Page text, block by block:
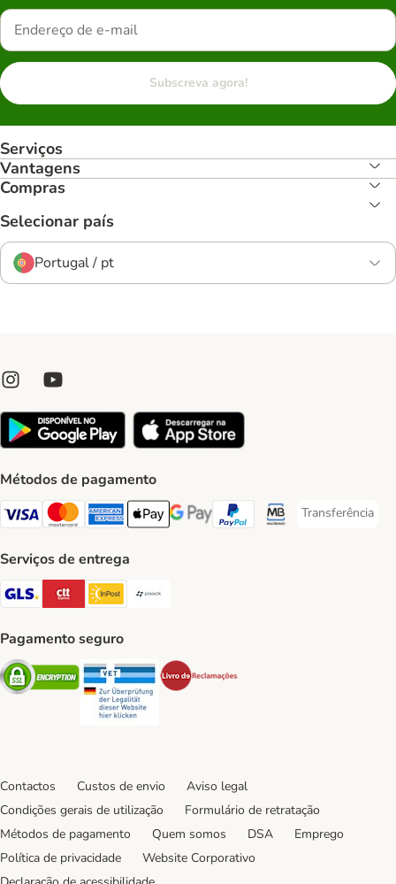
Subscreva agora!
Serviços
Vantagens
Compras
Selecionar país
Portugal / pt
Métodos de pagamento
Visa Payment Method
Mastercard Payment Method
American Express Payment Method
Apple Pay Payment Method
Google Pay Payment Method
PayPal Payment Method
Multibanco Payment
Transferência
Transferência
Serviços de entrega
GLS Shipping Method
CTTExpress Shipping Method
InPost Shipping Method
Pagamento seguro
Security Security
Contactos Custos de envio
Aviso legal
Condições gerais de utilização
Formulário de retratação
Métodos de pagamento
Quem somos DSA
Emprego
Política de privacidade
Website Corporativo